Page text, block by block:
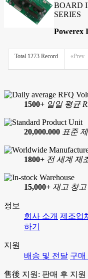
BOARD
SERIES
Powerex
Total 1273 Record «Prev
1500+ 일일 평균
20,000.000 표준
1800+ 전 세계 제
15,000+ 재고 창고
정보
회사 소개 제조업
하기
지원
배송 및 전달 구매
售後 지원: 판매 후 지원